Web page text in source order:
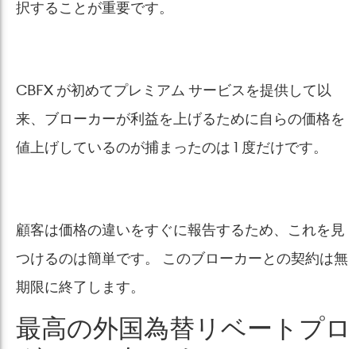
択することが重要です。
CBFX が初めてプレミアム サービスを提供して以
来、ブローカーが利益を上げるために自らの価格を
値上げしているのが捕まったのは 1 度だけです。
顧客は​​価格の違いをすぐに報告するため、これを見
つけるのは簡単です。 このブローカーとの契約は無
期限に終了します。
最高の外国為替リベートプロ